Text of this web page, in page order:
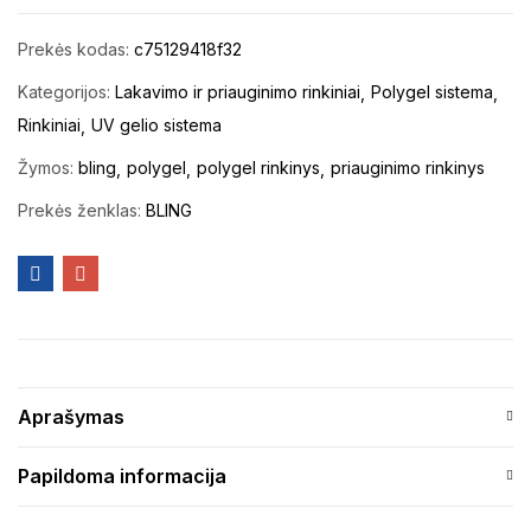
Prekės kodas: c75129418f32
Kategorijos: Lakavimo ir priauginimo rinkiniai Polygel sistema
Rinkiniai UV gelio sistema
Žymos: bling polygel polygel rinkinys priauginimo rinkinys
Prekės ženklas: BLING
Aprašymas
Papildoma informacija